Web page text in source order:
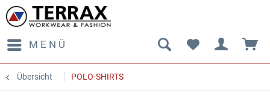
MENÜ
Übersicht POLO-SHIRTS